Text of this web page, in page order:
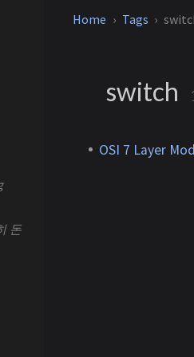
돈
Home Tags
switch
OSI 7 Layer